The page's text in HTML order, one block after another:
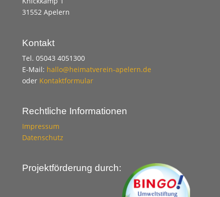
31552 Apelern
Kontakt
Tel. 05043 4051300
E-Mail: hallo@heimatverein-apelern.de
oder Kontaktformular
Rechtliche Informationen
Impressum
Datenschutz
Projektförderung durch: